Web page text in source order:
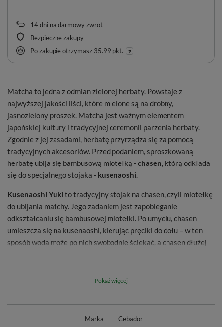
14dni na darmowy zwrot
Bezpieczne zakupy
Po zakupie otrzymasz 35.99 pkt.
Matcha to jedna z odmian zielonej herbaty. Powstaje z
najwyższej jakości liści, które mielone są na drobny,
jasnozielony proszek. Matcha jest ważnym elementem
japońskiej kultury i tradycyjnej ceremonii parzenia herbaty.
Zgodnie z jej zasadami, herbatę przyrządza się za pomocą
tradycyjnych akcesoriów. Przed podaniem, sproszkowaną
herbatę ubija się bambusową miotełką -chasen, którą odkłada
się do specjalnego stojaka - kusenaoshi.
Kusenaoshi Yuki to tradycyjny stojak na chasen, czyli miotełkę
do ubijania matchy. Jego zadaniem jest zapobieganie
odkształcaniu się bambusowej miotełki. Po umyciu, chasen
umieszcza się na kusenaoshi, kierując pręciki do dołu – w ten
sposób woda może po nich swobodnie ściekać, a chasen dłużej
zewnętrzne i łatwe w konserwacji – można bez problemu
umieścić je w zmywarce i myć razem z innymi naczyniami.
Pokaż więcej
Marka
Cebador